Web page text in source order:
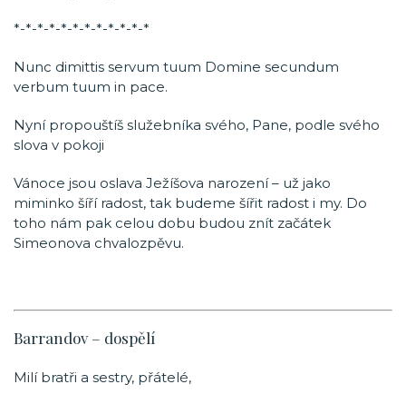
*-*-*-*-*-*-*-*-*-*-*-*
Nunc dimittis servum tuum Domine secundum
verbum tuum in pace.
Nyní propouštíš služebníka svého, Pane, podle svého
slova v pokoji
Vánoce jsou oslava Ježíšova narození – už jako
miminko šíří radost, tak budeme šířit radost i my. Do
toho nám pak celou dobu budou znít začátek
Simeonova chvalozpěvu.
Barrandov – dospělí
Milí bratři a sestry, přátelé,